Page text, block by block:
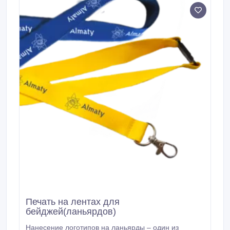
Печать на лентах для
бейджей(ланьярдов)
Нанесение логотипов на ланьярды – один из